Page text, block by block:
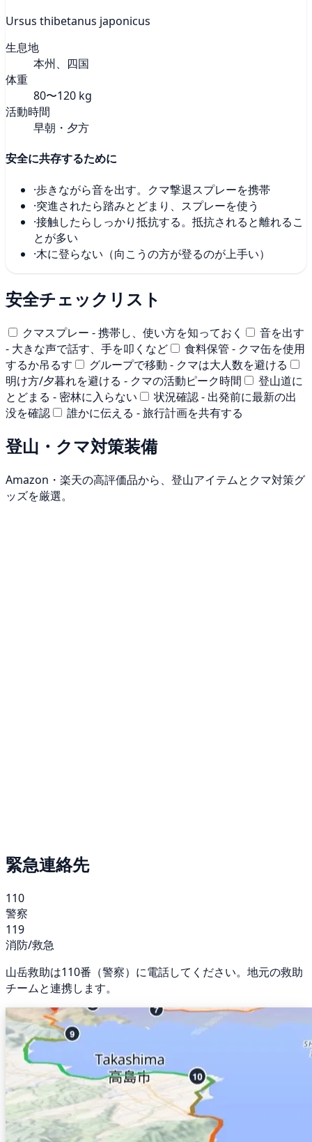
Ursus thibetanus japonicus
生息地
本州、四国
体重
80〜120 kg
活動時間
早朝・夕方
安全に共存するために
·歩きながら音を出す。クマ撃退スプレーを携帯
·突進されたら踏みとどまり、スプレーを使う
·接触したらしっかり抵抗する。抵抗されると離れるこ
とが多い
·木に登らない（向こうの方が登るのが上手い）
安全チェックリスト
クマスプレー - 携帯し、使い方を知っておく
音を出す
- 大きな声で話す、手を叩くなど
食料保管 - クマ缶を使用
するか吊るす
グループで移動 - クマは大人数を避ける
明け方/夕暮れを避ける - クマの活動ピーク時間
登山道に
とどまる - 密林に入らない
状況確認 - 出発前に最新の出
没を確認
誰かに伝える - 旅行計画を共有する
登山・クマ対策装備
Amazon・楽天の高評価品から、登山アイテムとクマ対策グ
ッズを厳選。
緊急連絡先
110
警察
119
消防/救急
山岳救助は110番（警察）に電話してください。地元の救助
チームと連携します。